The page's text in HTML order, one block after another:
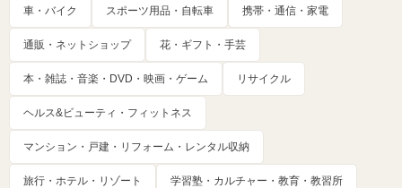
車・バイク スポーツ用品・自転車 携帯・通信・家電
通販・ネットショップ 花・ギフト・手芸
本・雑誌・音楽・DVD・映画・ゲーム リサイクル
ヘルス&ビューティ・フィットネス
マンション・戸建・リフォーム・レンタル収納
旅行・ホテル・リゾート 学習塾・カルチャー・教育・教習所